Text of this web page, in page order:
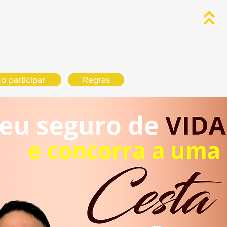
participar Regras